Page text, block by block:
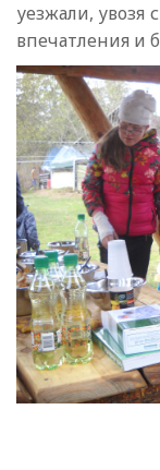
уезжали, увозя
впечатления и